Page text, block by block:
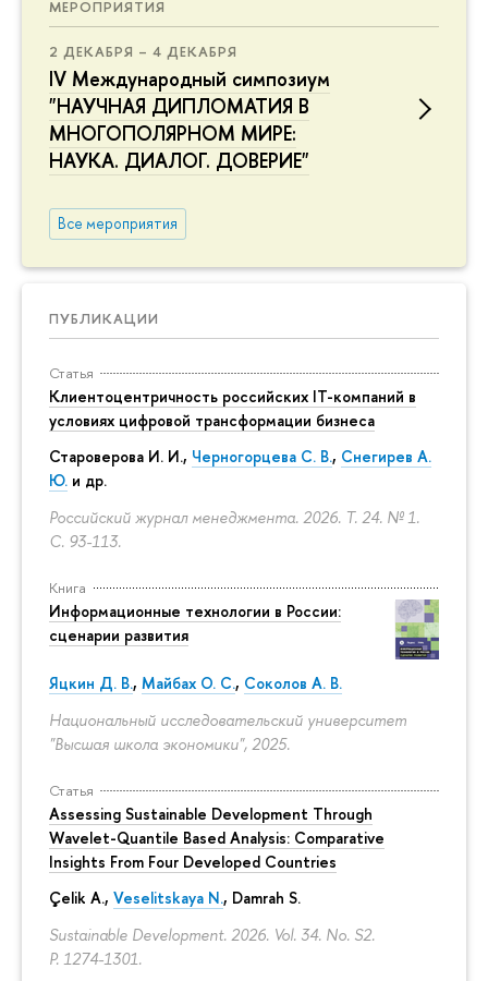
МЕРОПРИЯТИЯ
2 ДЕКАБРЯ – 4 ДЕКАБРЯ
IV Международный симпозиум
"НАУЧНАЯ ДИПЛОМАТИЯ В
МНОГОПОЛЯРНОМ МИРЕ:
НАУКА. ДИАЛОГ. ДОВЕРИЕ"
Все мероприятия
ПУБЛИКАЦИИ
Статья
Клиентоцентричность российских IT-компаний в
условиях цифровой трансформации бизнеса
Староверова И. И., Черногорцева С. В., Снегирев А.
Ю. и др.
Российский журнал менеджмента. 2026. Т. 24. № 1.
С. 93-113.
Книга
Информационные технологии в России:
сценарии развития
Яцкин Д. В., Майбах О. С., Соколов А. В.
Национальный исследовательский университет
"Высшая школа экономики", 2025.
Статья
Assessing Sustainable Development Through
Wavelet-Quantile Based Analysis: Comparative
Insights From Four Developed Countries
Çelik A., Veselitskaya N., Damrah S.
Sustainable Development. 2026. Vol. 34. No. S2.
P. 1274-1301.